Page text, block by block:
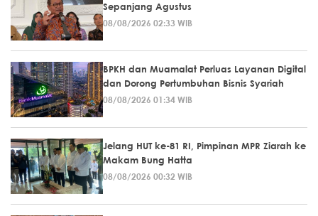
Sepanjang Agustus
08/08/2026 02:33 WIB
BPKH dan Muamalat Perluas Layanan Digital
dan Dorong Pertumbuhan Bisnis Syariah
08/08/2026 01:34 WIB
Jelang HUT ke-81 RI, Pimpinan MPR Ziarah ke
Makam Bung Hatta
08/08/2026 00:32 WIB